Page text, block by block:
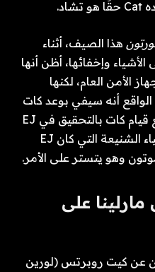
هذا الصيف، أثناء
وإخفائها، أظن أنها
الأمن العام، لكنها
أنه سيفي بوعد كات
وقد يكون تشاد على ما يرام مع قيام كات بالتحقيق في EJ
بمجرد إخبار تشاد ببعض الأشياء الشنيعة التي كان EJ
وهو يتستر على الأمر.
على
عن كيت روبرتس (لورين